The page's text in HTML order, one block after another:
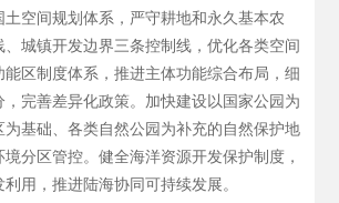
空间规划体系，严守耕地和永久基本农
、城镇开发边界三条控制线，优化各类空间
区制度体系，推进主体功能综合布局，细
完善差异化政策。加快建设以国家公园为
为基础、各类自然公园为补充的自然保护地
分区管控。健全海洋资源开发保护制度，
用，推进陆海协同可持续发展。